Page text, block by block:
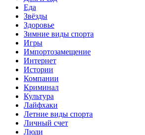
Еда
Звёзды
Здоровье
Зимние виды спорта
Игры
Импортозамещение
Интернет
Истории
Компании
Криминал
Культура
Лайфхаки
Летние виды спорта
Личный счет
Люди